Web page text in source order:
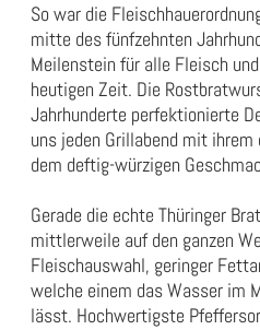
So war die
mitte des fünfzehnten
Meilenstein für alle Fleisch
heutigen Zeit. Die
Jahrhunderte perfektionierte
uns jeden Grillabend mit
dem deftig-würzigen
Gerade die echte Thüringer
mittlerweile auf den ganzen
Fleischauswahl, geringer
welche einem das Wasser im
lässt. Hochwertigste